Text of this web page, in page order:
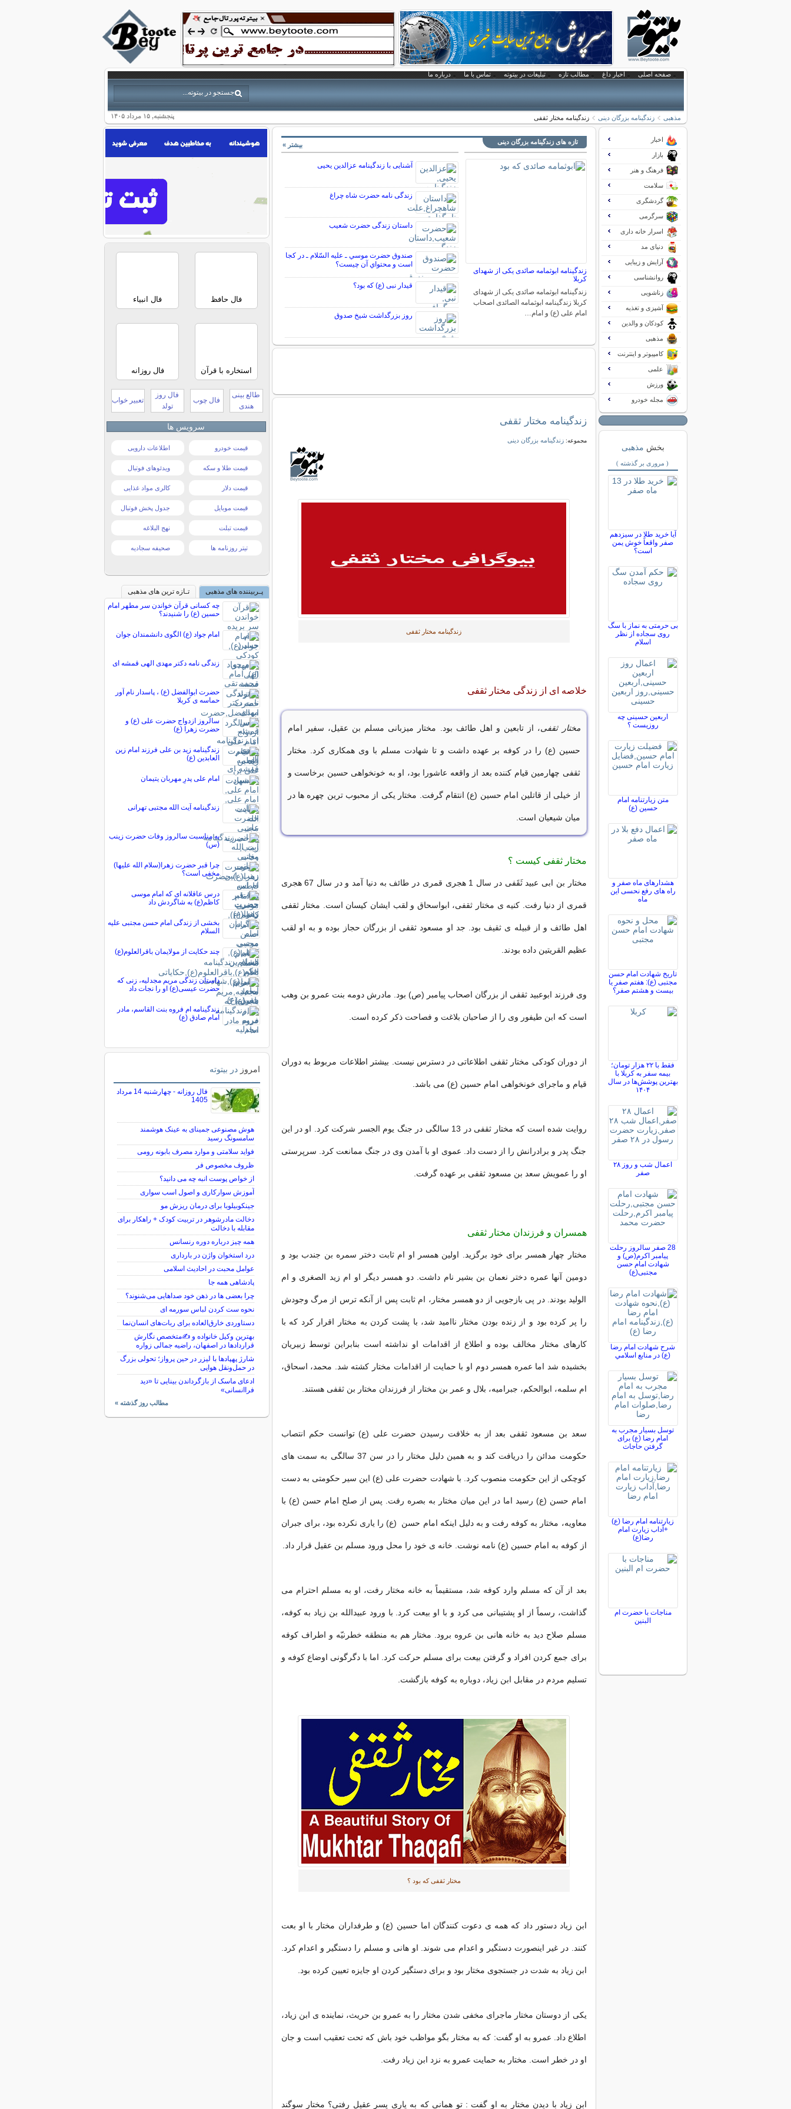
صفحه اصلی اخبار داغ مطالب تازه تبلیغات در بیتوته تماس با ما درباره ما
پنجشنبه, ۱۵ مرداد ۱۴۰۵ مذهبی زندگینامه بزرگان دینی زندگینامه مختار ثقفی
تازه های زندگینامه بزرگان دینی
زندگینامه ابوثمامه صائدی یکی از شهدای
کربلا
زندگینامه ابوثمامه صائدی یکی از شهدای
کربلا زندگینامه ابوثمامه الصائدی اصحاب
امام علی (ع) و امام…
آشنایی با زندگینامه عزالدین یحیی
زندگی نامه حضرت شاه چراغ
داستان زندگی حضرت شعیب
صندوق حضرت موسي ـ عليه السّلام ـ در كجا
است و محتواي آن چيست؟
قیدار نبی (ع) که بود؟
روز بزرگداشت شيخ صدوق
بیشتر »
زندگینامه مختار ثقفی
مجموعه:زندگینامه بزرگان دینی
زندگینامه مختار ثقفی
خلاصه ای از زندگی مختار ثقفی
مختار ثقفی، از تابعین و اهل طائف بود. مختار میزبانی مسلم بن عقیل، سفیر امام
حسین (ع) را در کوفه بر عهده داشت و تا شهادت مسلم با وی همکاری کرد. مختار
ثقفی چهارمین قیام کننده بعد از واقعه عاشورا بود، او به خونخواهی حسین برخاست و
از خیلی از قاتلین امام حسین (ع) انتقام گرفت. مختار یکی از محبوب ترین چهره ها در
میان شیعیان است.
مختار ثقفی کیست ؟
مختار بن ابی عبید ثَقَفی در سال 1 هجری قمری در طائف به دنیا آمد و در سال 67 هجری
قمری از دنیا رفت. کنیه ی مختار ثقفی، ابواسحاق و لقب ایشان کیسان است. مختار ثقفی
اهل طائف و از قبیله ی ثقیف بود. جد او مسعود ثقفی از بزرگان حجاز بوده و به او لقب
عظیم القریتین داده بودند.
وی فرزند ابوعبید ثقفی از بزرگان اصحاب پیامبر (ص) بود. مادرش دومه بنت عمرو بن وهب
است که ابن طیفور وی را از صاحبان بلاغت و فصاحت ذکر کرده است.
از دوران کودکی مختار ثقفی اطلاعاتی در دسترس نیست. بیشتر اطلاعات مربوط به دوران
قیام و ماجرای خونخواهی امام حسین (ع) می باشد.
روایت شده است که مختار ثقفی در 13 سالگی در جنگ یوم‌ الجسر شرکت کرد. او در این
جنگ پدر و برادرانش را از دست داد. عموی او با آمدن وی در جنگ ممانعت کرد. سرپرستی
او را عمویش سعد بن مسعود ثقفی بر عهده گرفت.
همسران و فرزندان مختار ثقفی
مختار چهار همسر برای خود برگزید. اولین همسر او ام ثابت دختر سمره بن جندب بود و
دومین آنها عمره دختر نعمان بن بشیر نام داشت. دو همسر دیگر او ام زید الصغری و ام
الولید بودند. در پی بازجویی از دو همسر مختار، ام ثابت پس از آنکه ترس از مرگ وجودش
را پر کرده بود و از زنده بودن مختار ناامید شد، با پشت کردن به مختار اقرار کرد که با
کارهای مختار مخالف بوده و اطلاع از اقدامات او نداشته است بنابراین توسط زبیریان
بخشیده شد اما عمره همسر دوم او با حمایت از اقدامات مختار کشته شد. محمد، اسحاق،
ام سلمه، ابوالحکم، جبرامیه، بلال و عمر بن مختار از فرزندان مختار بن ثقفی هستند.
سعد بن مسعود ثقفی بعد از به خلافت رسیدن حضرت علی (ع) توانست حکم انتصاب
حکومت مدائن را دریافت کند و به همین دلیل مختار را در سن 37 سالگی به سمت های
کوچکی از این حکومت منصوب کرد. با شهادت حضرت علی (ع) این سیر حکومتی به دست
امام حسن (ع) رسید اما در این میان مختار به بصره رفت. پس از صلح امام حسن (ع) با
معاویه، مختار به کوفه رفت و به دلیل اینکه امام حسن (ع) را یاری نکرده بود، برای جبران
از کوفه به امام حسین (ع) نامه نوشت. خانه ی خود را محل ورود مسلم بن عقیل قرار داد.
بعد از آن که مسلم وارد کوفه شد، مستقیماً به خانه مختار رفت، او به مسلم احترام می
گذاشت، رسماً از او پشتیبانی می کرد و با او بیعت کرد. با ورود عبیدالله بن زیاد به کوفه،
مسلم صلاح دید به خانه هانی بن عروه برود. مختار هم به منطقه خطرنیّه و اطراف کوفه
برای جمع کردن افراد و گرفتن بیعت برای مسلم حرکت کرد. اما با دگرگونی اوضاع کوفه و
تسلیم مردم در مقابل ابن زیاد، دوباره به کوفه بازگشت.
مختار ثقفی که بود ؟
ابن زیاد دستور داد که همه ی دعوت کنندگان اما حسین (ع) و طرفداران مختار با او بعت
کنند. در غیر اینصورت دستگیر و اعدام می شوند. او هانی و مسلم را دستگیر و اعدام کرد.
ابن زیاد به شدت در جستجوی مختار بود و برای دستگیر کردن او جایزه تعیین کرده بود.
یکی از دوستان مختار ماجرای مخفی شدن مختار را به عمرو بن حریث، نماینده ی ابن زیاد،
اطلاع داد. عمرو به او گفت: که به مختار بگو مواظب خود باش که تحت تعقیب است و جان
او در خطر است. مختار به حمایت عمرو به نزد ابن زیاد رفت.
ابن زیاد با دیدن مختار به او گفت : تو همانی که به یاری پسر عقیل رفتی؟ مختار سوگند
اخبار
بازار
فرهنگ و هنر
سلامت
گردشگری
سرگرمی
اسرار خانه داری
دنیای مد
آرایش و زیبایی
روانشناسی
زناشویی
آشپزی و تغذیه
کودکان و والدین
مذهبی
کامپیوتر و اینترنت
علمی
ورزش
مجله خودرو
بخش مذهبی
( مروری بر گذشته )
آیا خرید طلا در سیزدهم
صفر واقعاً خوش یمن
است؟
بی حرمتی به نماز با سگ
روی سجاده از نظر
اسلام
اربعین حسینی چه
روزیست ؟
متن زیارتنامه امام
حسین (ع)
هشدارهای ماه صفر و
راه های رفع نحسی این
ماه
تاریخ شهادت امام حسن
مجتبی (ع): هفتم صفر یا
بیست و هشتم صفر؟
فقط با ۲۲ هزار تومان؛
بیمه سفر به کربلا با
بهترین پوشش‌ها در سال
۱۴۰۴
اعمال شب و روز ۲۸
صفر
28 صفر سالروز رحلت
پیامبر اکرم(ص) و
شهادت امام حسن
مجتبی(ع)
شرح شهادت امام رضا
(ع) در منابع اسلامي
توسل بسیار مجرب به
امام رضا (ع) برای
گرفتن حاجات
زیارتنامه امام رضا (ع)
+آداب زیارت امام
رضا(ع)
مناجات با حضرت ام
البنین
فال حافظ فال انبیاء
استخاره با قرآن فال روزانه
طالع بینی
هندی
فال چوب
فال روز
تولد
تعبیر خواب
سرویس ها
قیمت خودرو اطلاعات دارویی
قیمت طلا و سکه ویدئوهای فوتبال
قیمت دلار کالری مواد غذایی
قیمت موبایل جدول پخش فوتبال
قیمت تبلت نهج البلاغه
تیتر روزنامه ها صحیفه سجادیه
پـربیننده های مذهبی
تـازه ترین های مذهبی
چه کسانی قرآن خواندن سر مطهر امام
حسین (ع) را شنیدند؟
امام جواد (ع) الگوى دانشمندان جوان
زندگی نامه دکتر مهدی الهی قمشه ای
حضرت ابوالفضل (ع) ، پاسدار نام آور
حماسه ی کربلا
سالروز ازدواج حضرت علی (ع) و
حضرت زهرا (ع)
زندگینامه زید بن علی فرزند امام زین
العابدین (ع)
امام علی پدرِ مهربان یتیمان
زندگینامه آیت الله مجتبی تهرانی
به مناسبت سالروز وفات حضرت زينب
(س)
چرا قبر حضرت زهرا(سلام الله علیها)
مخفی است؟
درس عاقلانه ای که امام موسی
کاظم(ع) به شاگردش داد
بخشی از زندگی امام حسن مجتبی علیه
السلام
چند حکایت از مولایمان باقرالعلوم(ع)
داستان زندگی مریم مجدلیه، زنی که
حضرت عیسی(ع) او را نجات داد
زندگینامه ام فروه بنت القاسم، مادر
امام صادق (ع)
امروز در بیتوته
فال روزانه - چهارشنبه 14 مرداد
1405
هوش مصنوعی جمینای به عینک هوشمند
سامسونگ رسید
فواید سلامتی و موارد مصرف بابونه رومی
ظروف مخصوص فر
از خواص پوست انبه چه می دانید؟
آموزش سوارکاری و اصول اسب سواری
جینکوبیلوبا برای درمان ریزش مو
دخالت مادرشوهر در تربیت کودک + راهکار برای
مقابله با دخالت
همه چیز درباره دوره رنسانس
درد استخوان واژن در بارداری
عوامل محبت در احادیث اسلامى
پادشاهی همه جا
چرا بعضی ها در ذهن خود صداهایی می‌شنوند؟
نحوه ست کردن لباس سورمه ای
دستاوردی خارق‌العاده برای ربات‌های انسان‌نما
بهترین وکیل خانواده و ✍️متخصص نگارش
قراردادها در اصفهان، راضیه جمالی زواره
شارژ پهپادها با لیزر در حین پرواز؛ تحولی بزرگ
در حمل‌ونقل هوایی
ادعای ماسک از بازگرداندن بینایی تا «دید
فراانسانی»
مطالب روز گذشته »